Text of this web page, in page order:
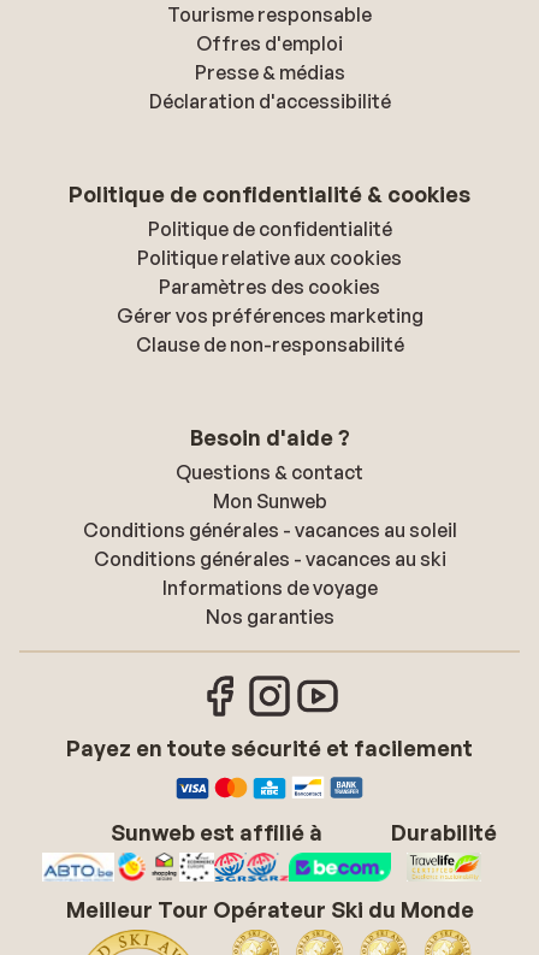
Tourisme responsable
Offres d'emploi
Presse & médias
Déclaration d'accessibilité
Politique de confidentialité & cookies
Politique de confidentialité
Politique relative aux cookies
Paramètres des cookies
Gérer vos préférences marketing
Clause de non-responsabilité
Besoin d'aide ?
Questions & contact
Mon Sunweb
Conditions générales - vacances au soleil
Conditions générales - vacances au ski
Informations de voyage
Nos garanties
Payez en toute sécurité et facilement
Sunweb est affilié à Durabilité
Meilleur Tour Opérateur Ski du Monde